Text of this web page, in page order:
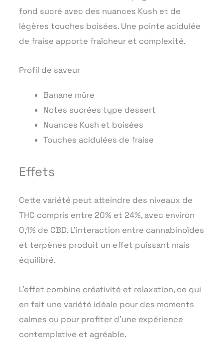
fond sucré avec des nuances Kush et de
légères touches boisées. Une pointe acidulée
de fraise apporte fraîcheur et complexité.
Profil de saveur
Banane mûre
Notes sucrées type dessert
Nuances Kush et boisées
Touches acidulées de fraise
Effets
Cette variété peut atteindre des niveaux de
THC compris entre 20% et 24%, avec environ
0,1% de CBD. L’interaction entre cannabinoïdes
et terpènes produit un effet puissant mais
équilibré.
L’effet combine créativité et relaxation, ce qui
en fait une variété idéale pour des moments
calmes ou pour profiter d’une expérience
contemplative et agréable.